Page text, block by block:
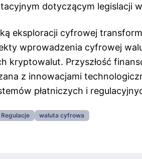
dotyczącym legislacji
eksploracji cyfrowej
wprowadzenia cyfrowej
kryptowalut. Przyszłość
z innowacjami
płatniczych i
Regulacje waluta cyfrowa